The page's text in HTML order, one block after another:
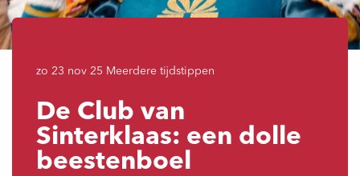
De Club van
Sinterklaas: een dolle
beestenboel
zo 23 nov 25 Meerdere tijdstippen